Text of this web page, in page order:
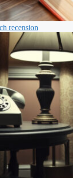
recension